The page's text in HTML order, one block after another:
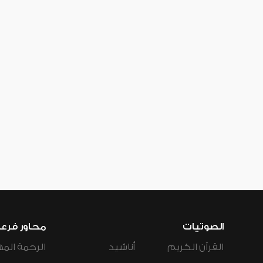
الصوتيات
القرآن الكريم
أناشيد
محاور
الرحمة